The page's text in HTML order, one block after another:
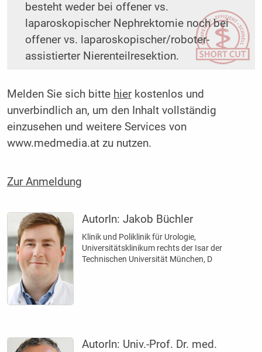
besteht weder bei offener vs.
laparoskopischer Nephrektomie noch bei
offener vs. laparoskopischer/roboter-
assistierter Nierenteilresektion.
Melden Sie sich bitte hierkostenlos und
unverbindlich an, um den Inhalt vollständig
einzusehen und weitere Services von
www.medmedia.at zu nutzen.
Zur Anmeldung
AutorIn:Jakob Büchler
Klinik und Poliklinik für Urologie,
Universitätsklinikum rechts der Isar der
Technischen Universität München, D
AutorIn: Univ.-Prof. Dr. med.